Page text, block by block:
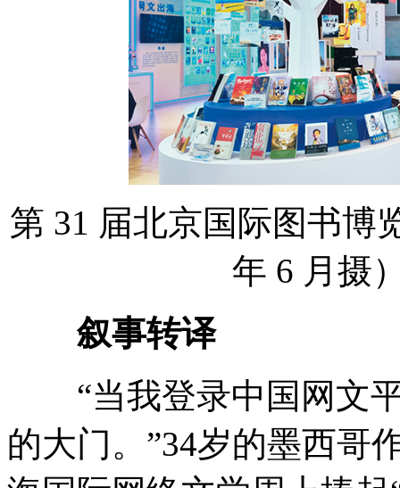
第 31 届北京国际图书博
年 6 月摄
叙事转译
“当我登录中国网文平
的大门。”34岁的墨西哥